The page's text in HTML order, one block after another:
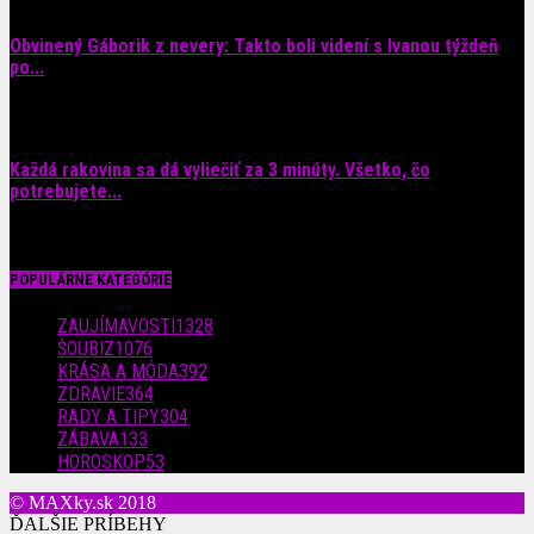
Obvinený Gáborik z nevery: Takto boli videní s Ivanou týždeň
po...
Každá rakovina sa dá vyliečiť za 3 minúty. Všetko, čo
potrebujete...
POPULÁRNE KATEGÓRIE
ZAUJÍMAVOSTI 1328
ŠOUBIZ1076
KRÁSA A MÓDA392
ZDRAVIE364
RADY A TIPY304
ZÁBAVA133
HOROSKOP53
© MAXky.sk 2018
ĎALŠIE PRÍBEHY